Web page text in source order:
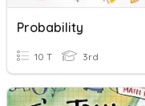
Probability
10 T 3rd